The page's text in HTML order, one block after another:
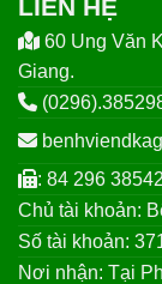
LIÊN HỆ
60 Ung Văn
Giang.
: 84 296
Chủ tài khoản:
Số tài khoản:
Nơi nhận: Tại